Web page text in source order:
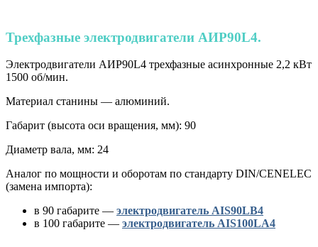
Трехфазные электродвигатели АИР90L4.
Электродвигатели АИР90L4 трехфазные асинхронные 2,2 кВт
1500 об/мин.
Материал станины — алюминий.
Габарит (высота оси вращения, мм): 90
Диаметр вала, мм: 24
Аналог по мощности и оборотам по стандарту DIN/CENELEC
(замена импорта):
в 90 габарите — электродвигатель AIS90LB4
в 100 габарите — электродвигатель AIS100LA4